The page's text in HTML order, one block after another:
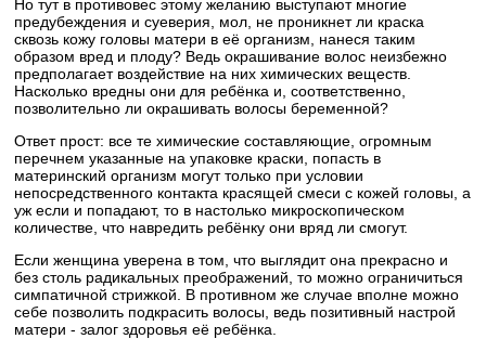
Но тут в противовес этому желанию выступают многие
предубеждения и суеверия, мол, не проникнет ли краска
сквозь кожу головы матери в её организм, нанеся таким
образом вред и плоду? Ведь окрашивание волос неизбежно
предполагает воздействие на них химических веществ.
Насколько вредны они для ребёнка и, соответственно,
позволительно ли окрашивать волосы беременной?
Ответ прост: все те химические составляющие, огромным
перечнем указанные на упаковке краски, попасть в
материнский организм могут только при условии
непосредственного контакта красящей смеси с кожей головы, а
уж если и попадают, то в настолько микроскопическом
количестве, что навредить ребёнку они вряд ли смогут.
Если женщина уверена в том, что выглядит она прекрасно и
без столь радикальных преображений, то можно ограничиться
симпатичной стрижкой. В противном же случае вполне можно
себе позволить подкрасить волосы, ведь позитивный настрой
матери - залог здоровья её ребёнка.